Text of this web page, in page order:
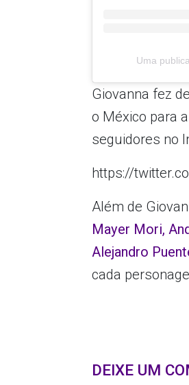
Uma
Giovanna fez
o México para
seguidores no
https://
Além de
Mayer Mori,
Alejandro
cada
DEIXE UM